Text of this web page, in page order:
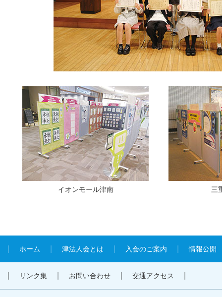
イオンモール津南 三
ホーム 津法人会とは 入会のご案内 情報公開
リンク集 お問い合わせ 交通アクセス